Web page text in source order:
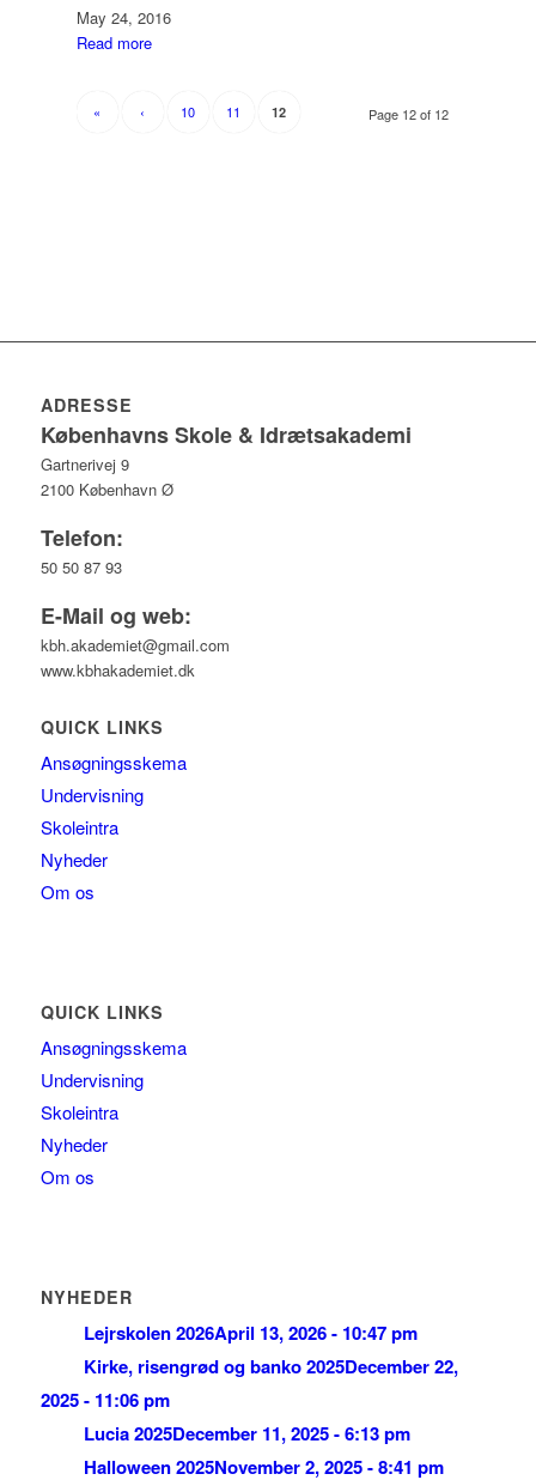
May 24, 2016
Read more
Page 12 of 12
« ‹ 10 11 12
ADRESSE
Københavns Skole & Idrætsakademi
Gartnerivej 9
2100 København Ø
Telefon:
50 50 87 93
E-Mail og web:
kbh.akademiet@gmail.com
www.kbhakademiet.dk
QUICK LINKS
Ansøgningsskema
Undervisning
Skoleintra
Nyheder
Om os
QUICK LINKS
Ansøgningsskema
Undervisning
Skoleintra
Nyheder
Om os
NYHEDER
Lejrskolen 2026April 13, 2026 - 10:47 pm
Kirke, risengrød og banko 2025December 22,
2025 - 11:06 pm
Lucia 2025December 11, 2025 - 6:13 pm
Halloween 2025November 2, 2025 - 8:41 pm